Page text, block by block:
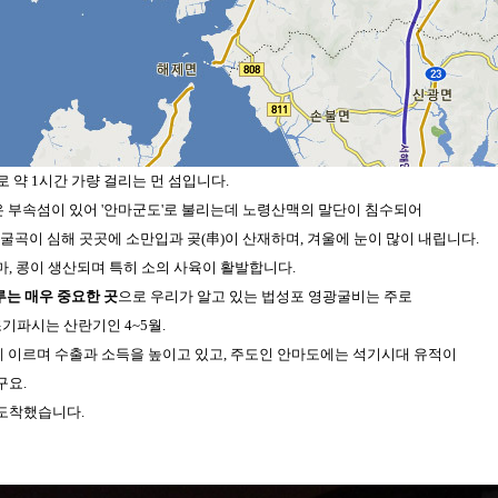
약 1시간 가량 걸리는 먼 섬입니다.
속섬이 있어 '안마군도'로 불리는데 노령산맥의 말단이 침수되어
곡이 심해 곳곳에 소만입과 곶(串)이 산재하며, 겨울에 눈이 많이 내립니다.
콩이 생산되며 특히 소의 사육이 활발합니다.
는 매우 중요한 곳으로 우리가 알고 있는 법성포 영광굴비는 주로
파시는 산란기인 4~5월.
르며 수출과 소득을 높이고 있고, 주도인 안마도에는 석기시대 유적이
요.
착했습니다.